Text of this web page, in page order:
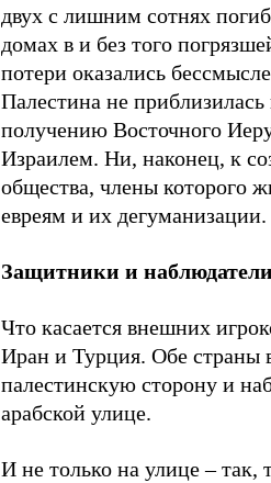
двух с лишним сотнях
домах в и без того
потери оказались
Палестина не
получению Восточного
Израилем. Ни, наконец, к
общества, члены которого
евреям и их дегуманизации.
Защитники и наблюдатели
Что касается внешних
Иран и Турция. Обе страны
палестинскую сторону и
арабской улице.
И не только на улице – так,